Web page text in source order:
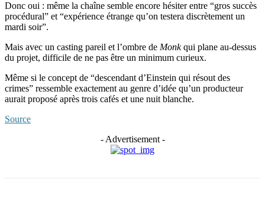
Donc oui : même la chaîne semble encore hésiter entre “gros succès
procédural” et “expérience étrange qu’on testera discrètement un
mardi soir”.
Mais avec un casting pareil et l’ombre de Monkqui plane au-dessus
du projet, difficile de ne pas être un minimum curieux.
Même si le concept de “descendant d’Einstein qui résout des
crimes” ressemble exactement au genre d’idée qu’un producteur
aurait proposé après trois cafés et une nuit blanche.
Source
- Advertisement -